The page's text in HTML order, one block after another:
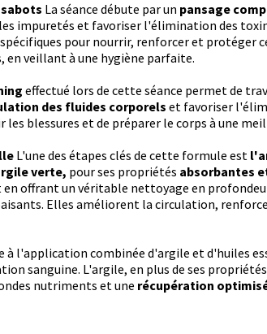
La séance débute par un pansage
impuretés et favoriser l'élimination des
pour nourrir, renforcer et protéger
veillant à une hygiène parfaite.
effectué lors de cette séance permet de
des fluides corporels et favoriser
blessures et de préparer le corps à une
L'une des étapes clés de cette formule est
verte, pour ses propriétés absorbantes
en offrant un véritable nettoyage en
Elles améliorent la circulation,
à l'application combinée d'argile et d'huiles
sanguine. L'argile, en plus de ses
nutriments et une récupération